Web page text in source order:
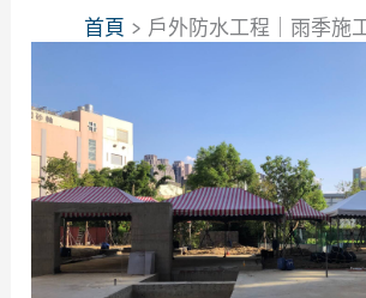
首頁 戶外防水工程｜雨季施